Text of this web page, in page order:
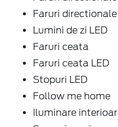
Faruri directionale
Lumini de zi LED
Faruri ceata
Faruri ceata LED
Stopuri LED
Follow me home
Iluminare